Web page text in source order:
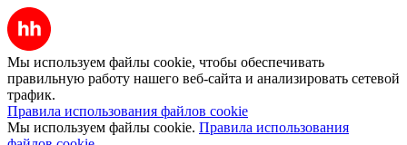
Мы используем файлы cookie, чтобы обеспечивать
правильную работу нашего веб-сайта и анализировать сетевой
трафик.
Правила использования файлов cookie
Мы используем файлы cookie. Правила использования